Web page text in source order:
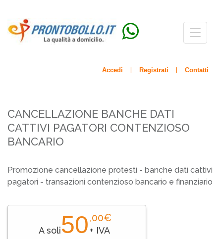
Menù
Accedi Registrati Contatti
CANCELLAZIONE BANCHE DATI
CATTIVI PAGATORI CONTENZIOSO
BANCARIO
Promozione cancellazione protesti - banche dati cattivi
pagatori - transazioni contenzioso bancario e finanziario
A soli50 ,00€
+ IVA